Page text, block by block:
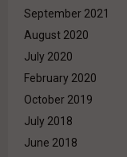
September 2021
August 2020
July 2020
February 2020
October 2019
July 2018
June 2018